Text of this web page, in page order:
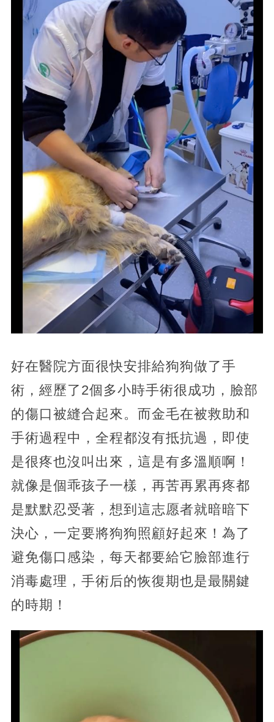
好在醫院方面很快安排給狗狗做了手
術，經歷了2個多小時手術很成功，臉部
的傷口被縫合起來。而金毛在被救助和
手術過程中，全程都沒有抵抗過，即使
是很疼也沒叫出來，這是有多溫順啊！
就像是個乖孩子一樣，再苦再累再疼都
是默默忍受著，想到這志愿者就暗暗下
決心，一定要將狗狗照顧好起來！為了
避免傷口感染，每天都要給它臉部進行
消毒處理，手術后的恢復期也是最關鍵
的時期！